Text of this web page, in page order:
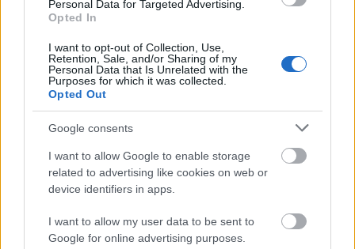
Personal Data for Targeted Advertising.
Opted In
I want to opt-out of Collection, Use,
Retention, Sale, and/or Sharing of my
Personal Data that Is Unrelated with the
Purposes for which it was collected.
Opted Out
Google consents
I want to allow Google to enable storage
related to advertising like cookies on web or
device identifiers in apps.
I want to allow my user data to be sent to
Google for online advertising purposes.
Úgy vélem, ez már akkor is érezhető, ha az
tette hozzá Ashley Solomon.
A Florilegium márt korábban is szerepelt a
Budapesti Tavaszi Fesztiválon, és azonnal
elfogadták az újabb meghívást. "Nagyjából
öt-hat éve koncerteztünk önöknél Haydn
műveivel, és kiválóan éreztük magunkat -
mondta a művészeti vezető. - Az emberek
hihetetlenül lelkesek és barátságosak voltak.
Magyarországnak fantasztikus kulturális
öröksége van, ezért nagy örömmel és